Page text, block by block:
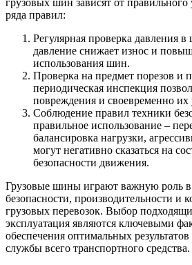
грузовых шин зависят от
ряда правил:
Регулярная проверка давления
давление снижает износ и
использования шин.
Проверка на предмет порезов и
периодическая инспекция
повреждения и своевременно их
Соблюдение правил техники
правильное использование –
балансировка нагрузки,
могут негативно сказаться на
безопасности движения.
Грузовые шины играют важную роль в
безопасности, производительности и
грузовых перевозок. Выбор
эксплуатация являются ключевыми
обеспечения оптимальных
службы всего транспортного средства.